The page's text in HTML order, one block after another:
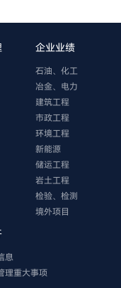
企业业绩
石油、化工
冶金、电力
建筑工程
市政工程
环境工程
新能源
储运工程
岩土工程
检验、检测
境外项目
息
理重大事项